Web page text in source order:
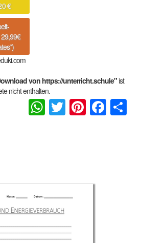
€
von https://unterricht.schule"ist
nicht enthalten.
WhatsApp
Twitter